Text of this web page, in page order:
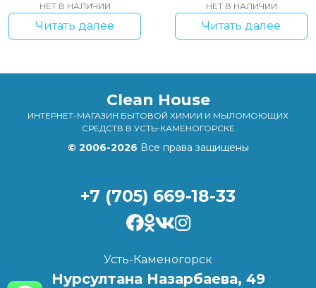
НЕТ В НАЛИЧИИ
Читать далее
НЕТ В НАЛИЧИИ
Читать далее
Clean House
ИНТЕРНЕТ-МАГАЗИН БЫТОВОЙ ХИМИИ И МЫЛОМОЮЩИХ
СРЕДСТВ В УСТЬ-КАМЕНОГОРСКЕ
© 2006-2026 Все права защищены
+7 (705) 669-18-33
Усть-Каменогорск
Нурсултана Назарбаева, 49